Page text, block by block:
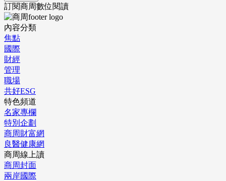
訂閱商周數位閱讀
內容分類
焦點
國際
財經
管理
職場
共好ESG
特色頻道
名家專欄
特別企劃
商周財富網
良醫健康網
商周線上讀
商周封面
兩岸國際